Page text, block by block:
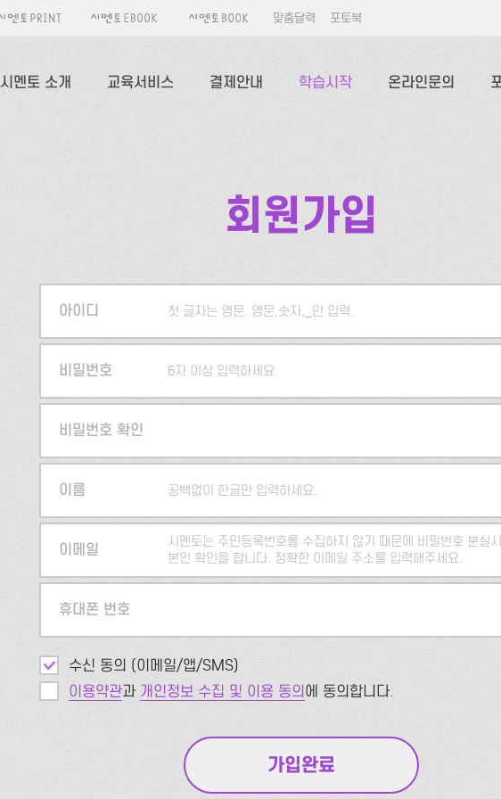
맞춤달력 포토북
시멘토 소개 교육서비스 결제안내 학습시작 온라인문의
회원가입
아이디 첫 글자는 영문. 영문,숫자,_만 입력.
5자 이상 입력하세요.
비밀번호 6자 이상 입력하세요.
비밀번호 확인
이름 공백없이 한글만 입력하세요.
이메일
시멘토는 주민등록번호를 수집하지 않기 때문에 비밀번호 분실
본인 확인을 합니다. 정확한 이메일 주소를 입력해주세요.
휴대폰 번호
수신 동의 (이메일/앱/SMS)
이용약관과 개인정보 수집 및 이용 동의에 동의합니다.